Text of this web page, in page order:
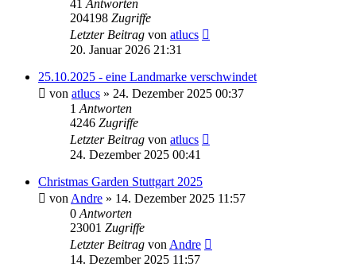
41 Antworten
204198 Zugriffe
Letzter Beitrag von atlucs
20. Januar 2026 21:31
25.10.2025 - eine Landmarke verschwindet
von atlucs » 24. Dezember 2025 00:37
1 Antworten
4246 Zugriffe
Letzter Beitrag von atlucs
24. Dezember 2025 00:41
Christmas Garden Stuttgart 2025
von Andre » 14. Dezember 2025 11:57
0 Antworten
23001 Zugriffe
Letzter Beitrag von Andre
14. Dezember 2025 11:57